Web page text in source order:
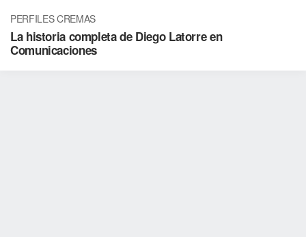
PERFILES CREMAS
La historia completa de Diego Latorre en
Comunicaciones